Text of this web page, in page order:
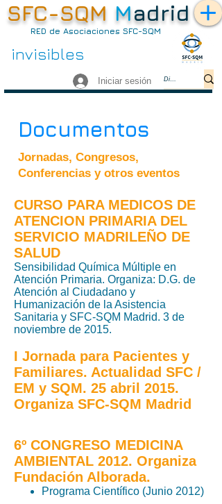
SFC-SQM Madrid
invisibles
RED de Asociaciones SFC-SQM
Iniciar sesión
Documentos
Jornadas, Congresos,
Conferencias y otros eventos
CURSO PARA MEDICOS DE
ATENCION PRIMARIA DEL
SERVICIO MADRILEÑO DE
SALUD
Sensibilidad Química Múltiple en
Atención Primaria. Organiza: D.G. de
Atención al Ciudadano y
Humanización de la Asistencia
Sanitaria y SFC-SQM Madrid. 3 de
noviembre de 2015.
I Jornada para Pacientes y
Familiares. Actualidad SFC /
EM y SQM. 25 abril 2015.
Organiza SFC-SQM Madrid
6º CONGRESO MEDICINA
AMBIENTAL 2012. Organiza
Fundación Alborada.
Programa Científico (Junio 2012)